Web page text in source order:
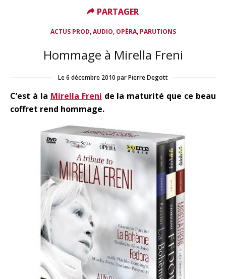
ACTUS PROD,AUDIO, OPÉRA, PARUTIONS
Hommage à Mirella Freni
Le6 décembre 2010 parPierre Degott
C’est à la Mirella Freni de la maturité que ce beau
coffret rend hommage.
PARTAGER
PARTAGER